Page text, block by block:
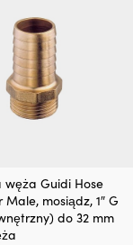
węża Guidi Hose
mosiądz, 1″ G
do 32 mm